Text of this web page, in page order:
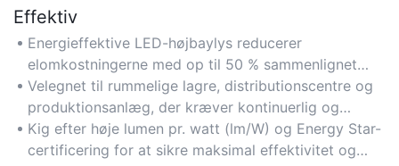
Effektiv
Energieffektive LED-højbaylys reducerer
elomkostningerne med op til 50 % sammenlignet
med traditionel lagerbelysning, hvilket gør dem
ideelle til store faciliteter, der sigter mod at reducere
driftsomkostningerne.
Velegnet til rummelige lagre, distributionscentre og
produktionsanlæg, der kræver kontinuerlig og
omkostningseffektiv belysning.
Kig efter høje lumen pr. watt (lm/W) og Energy Star-
certificering for at sikre maksimal effektivitet og